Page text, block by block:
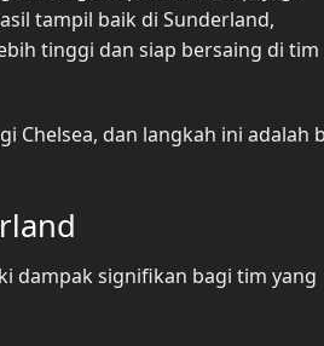
tampil baik di Sunderland,
tinggi dan siap bersaing di tim
Chelsea, dan langkah ini adalah
dampak signifikan bagi tim yang